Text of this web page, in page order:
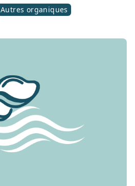
Autres organiques